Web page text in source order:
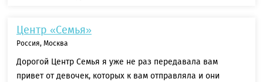
Центр «Семья»
Россия, Москва
Дорогой Центр Семья я уже не раз передавала вам
привет от девочек, которых к вам отправляла и они